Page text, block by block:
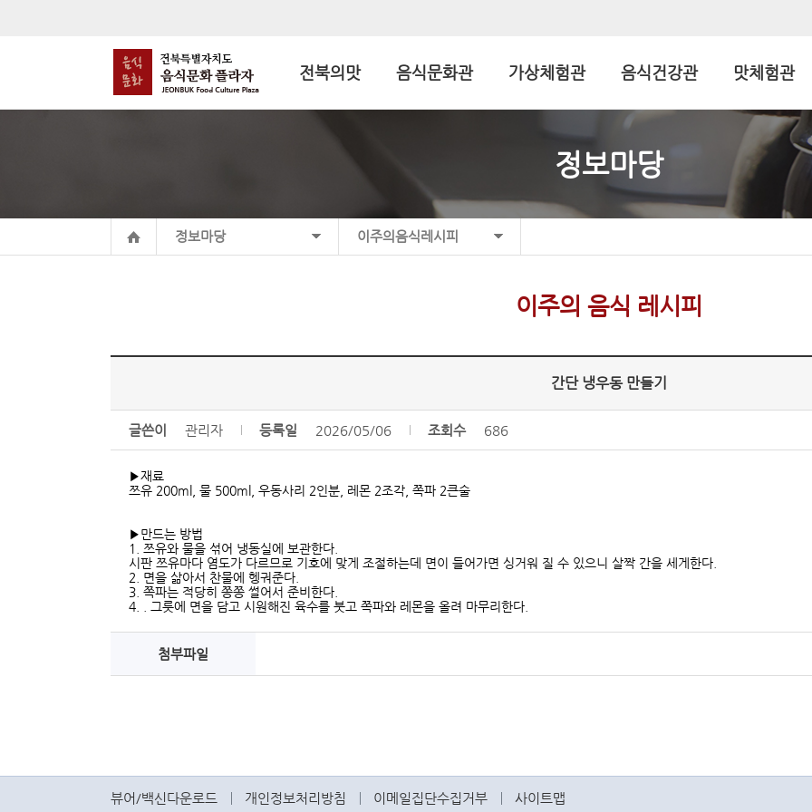
전북의맛 음식문화관 가상체험관 음식건강관 맛체험관
정보마당
정보마당 이주의음식레시피
이주의 음식 레시피
간단 냉우동 만들기
글쓴이 관리자 등록일 2026/05/06 조회수 686
▶재료
쯔유 200ml, 물 500ml, 우동사리 2인분, 레몬 2조각, 쪽파 2큰술
▶만드는 방법
1. 쯔유와 물을 섞어 냉동실에 보관한다.
시판 쯔유마다 염도가 다르므로 기호에 맞게 조절하는데 면이 들어가면 싱거워 질 수 있으니 살짝 간을 세게한다.
2. 면을 삶아서 찬물에 헹궈준다.
3. 쪽파는 적당히 쫑쫑 썰어서 준비한다.
4. . 그릇에 면을 담고 시원해진 육수를 붓고 쪽파와 레몬을 올려 마무리한다.
첨부파일
뷰어/백신다운로드 개인정보처리방침 이메일집단수집거부 사이트맵